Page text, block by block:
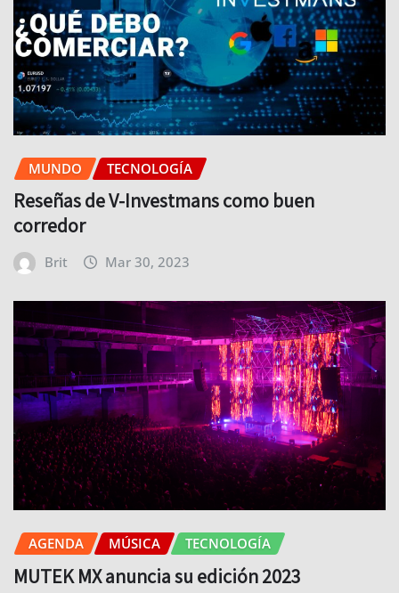
MUNDO TECNOLOGÍA
Reseñas de V-Investmans como buen
corredor
Brit Mar 30, 2023
AGENDA MÚSICA TECNOLOGÍA
MUTEK MX anuncia su edición 2023